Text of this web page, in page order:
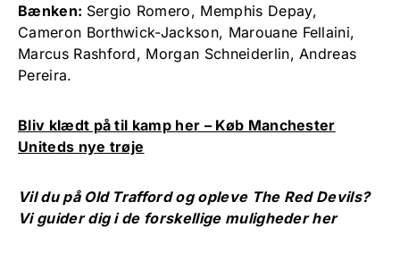
Bænken: Sergio Romero, Memphis Depay,
Cameron Borthwick-Jackson, Marouane Fellaini,
Marcus Rashford, Morgan Schneiderlin, Andreas
Pereira.
Bliv klædt på til kamp her – Køb Manchester
Uniteds nye trøje
Vil du på Old Trafford og opleve The Red Devils?
Vi guider dig i de forskellige muligheder her